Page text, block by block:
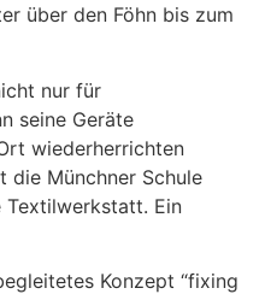
über den Föhn bis zum
nur für
seine Geräte
wiederherrichten
die Münchner Schule
Textilwerkstatt. Ein
Konzept “fixing